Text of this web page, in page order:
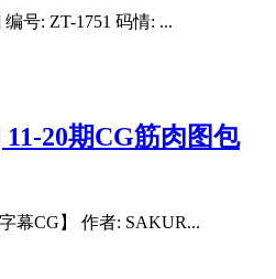
号: ZT-1751 码情: ...
20期CG筋肉图包
幕CG】 作者: SAKUR...